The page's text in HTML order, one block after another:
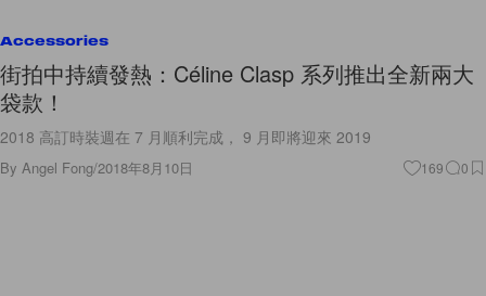
Accessories
街拍中持續發熱：Céline Clasp 系列推出全新兩大
袋款！
2018 高訂時裝週在 7 月順利完成， 9 月即將迎來 2019
By Angel Fong/2018年8月10日 169 0